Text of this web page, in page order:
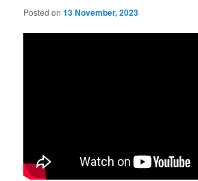
Posted on13 November, 2023